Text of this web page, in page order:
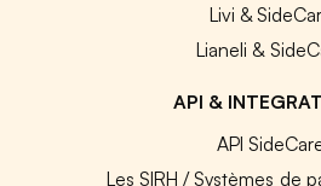
Livi &
Lianeli &
API &
API
Les SIRH / Systèmes de